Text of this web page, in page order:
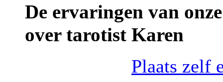
De ervaringen van
over tarotist Karen
Plaats zelf